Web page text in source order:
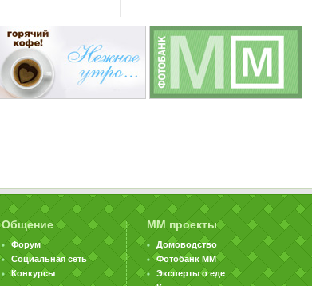
Общение
Форум
Социальная сеть
Конкурсы
ММ проекты
Домоводство
Фотобанк ММ
Эксперты о еде